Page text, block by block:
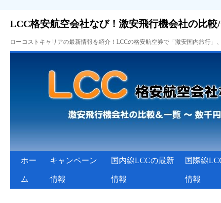
LCC格安航空会社なび！激安飛行機会社の比較
ローコストキャリアの最新情報を紹介！LCCの格安航空券で「激安国内旅行
ホー
ム
キャンペーン
情報
国内線LCCの最新
情報
国際線
情報